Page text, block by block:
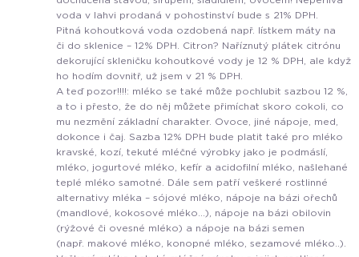
voda v lahvi prodaná v pohostinství bude s 21% DPH.
Pitná kohoutková voda ozdobená např. lístkem máty na
či do sklenice – 12% DPH. Citron? Naříznutý plátek citrónu
dekorující skleničku kohoutkové vody je 12 % DPH, ale když
ho hodím dovnitř, už jsem v 21 % DPH.
A teď pozor!!!!: mléko se také může pochlubit sazbou 12 %,
a to i přesto, že do něj můžete přimíchat skoro cokoli, co
mu nezmění základní charakter. Ovoce, jiné nápoje, med,
dokonce i čaj. Sazba 12% DPH bude platit také pro mléko
kravské, kozí, tekuté mléčné výrobky jako je podmáslí,
mléko, jogurtové mléko, kefír a acidofilní mléko, našlehané
teplé mléko samotné. Dále sem patří veškeré rostlinné
alternativy mléka – sójové mléko, nápoje na bázi ořechů
(mandlové, kokosové mléko…), nápoje na bázi obilovin
(rýžové či ovesné mléko) a nápoje na bázi semen
(např. makové mléko, konopné mléko, sezamové mléko..).